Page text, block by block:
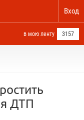
Вход
в мою ленту 3157
ДТП